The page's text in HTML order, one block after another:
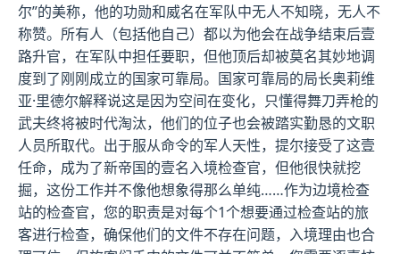
尔”的美称，他的功勋和威名在军队中无人不知晓，无人不
称赞。所有人（包括他自己）都以为他会在战争结束后壹
路升官，在军队中担任要职，但他顶后却被莫名其妙地调
度到了刚刚成立的国家可靠局。国家可靠局的局长奥莉维
亚·里德尔解释说这是因为空间在变化，只懂得舞刀弄枪的
武夫终将被时代淘汰，他们的位子也会被踏实勤恳的文职
人员所取代。出于服从命令的军人天性，提尔接受了这壹
任命，成为了新帝国的壹名入境检查官，但他很快就挖
掘，这份工作并不像他想象得那么单纯……作为边境检查
站的检查官，您的职责是对每个1个想要通过检查站的旅
客进行检查，确保他们的文件不存在问题，入境理由也合